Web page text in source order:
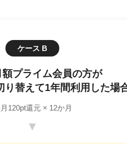
ケース B
プライム会員の方が
り替えて1年間利用した場
120pt還元 × 12か月
▼